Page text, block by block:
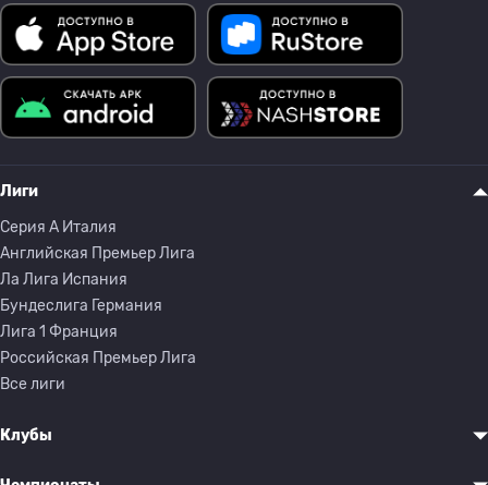
Лиги
Серия A Италия
Английская Премьер Лига
Ла Лига Испания
Бундеслига Германия
Лига 1 Франция
Российская Премьер Лига
Все лиги
Клубы